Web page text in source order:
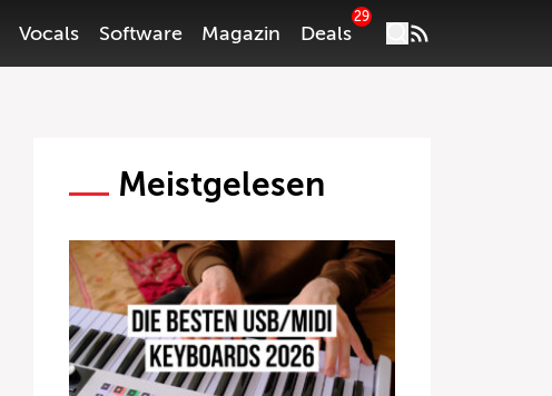
Vocals Software Magazin Deals
29
Meistgelesen